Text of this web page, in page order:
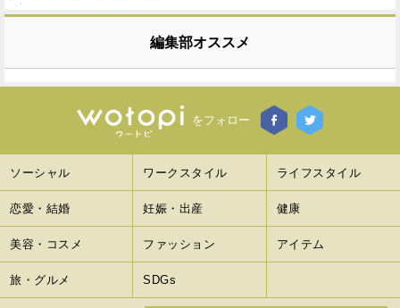
編集部オススメ
をフォロー
ソーシャル ワークスタイル ライフスタイル
恋愛・結婚 妊娠・出産 健康
美容・コスメ ファッション アイテム
旅・グルメ SDGs